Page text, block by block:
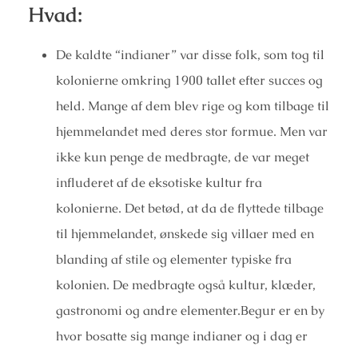
Hvad:
De kaldte “indianer” var disse folk, som tog til
kolonierne omkring 1900 tallet efter succes og
held. Mange af dem blev rige og kom tilbage til
hjemmelandet med deres stor formue. Men var
ikke kun penge de medbragte, de var meget
influderet af de eksotiske kultur fra
kolonierne. Det betød, at da de flyttede tilbage
til hjemmelandet, ønskede sig villaer med en
blanding af stile og elementer typiske fra
kolonien. De medbragte også kultur, klæder,
gastronomi og andre elementer.Begur er en by
hvor bosatte sig mange indianer og i dag er